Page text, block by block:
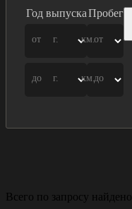
Год выпуска
от г.
до г.
Пробег
от
км.
до
км.
Всего по запросу найдено